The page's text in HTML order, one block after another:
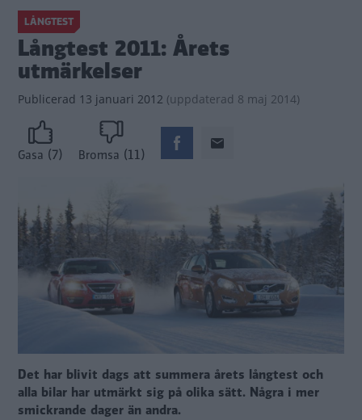
LÅNGTEST
Långtest 2011: Årets
utmärkelser
Publicerad 13 januari 2012 (uppdaterad 8 maj 2014)
Gasa (7) Bromsa (11)
Det har blivit dags att summera årets långtest och
alla bilar har utmärkt sig på olika sätt. Några i mer
smickrande dager än andra.